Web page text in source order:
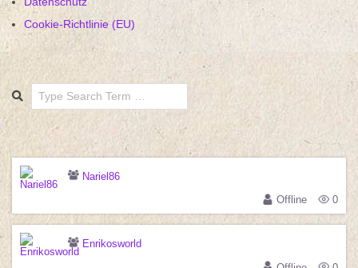
Cookie-Richtlinie (EU)
Search
Nariel86
Offline
0
Enrikosworld